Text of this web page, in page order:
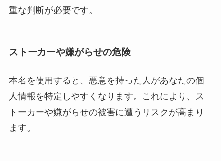
重な判断が必要です。
ストーカーや嫌がらせの危険
本名を使用すると、悪意を持った人があなたの個
人情報を特定しやすくなります。これにより、ス
トーカーや嫌がらせの被害に遭うリスクが高まり
ます。